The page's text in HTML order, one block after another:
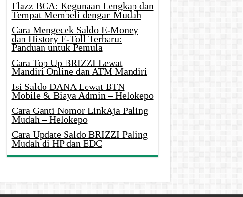
Flazz BCA: Kegunaan Lengkap dan
Tempat Membeli dengan Mudah
Cara Mengecek Saldo E-Money
dan History E-Toll Terbaru:
Panduan untuk Pemula
Cara Top Up BRIZZI Lewat
Mandiri Online dan ATM Mandiri
Isi Saldo DANA Lewat BTN
Mobile & Biaya Admin – Helokepo
Cara Ganti Nomor LinkAja Paling
Mudah – Helokepo
Cara Update Saldo BRIZZI Paling
Mudah di HP dan EDC